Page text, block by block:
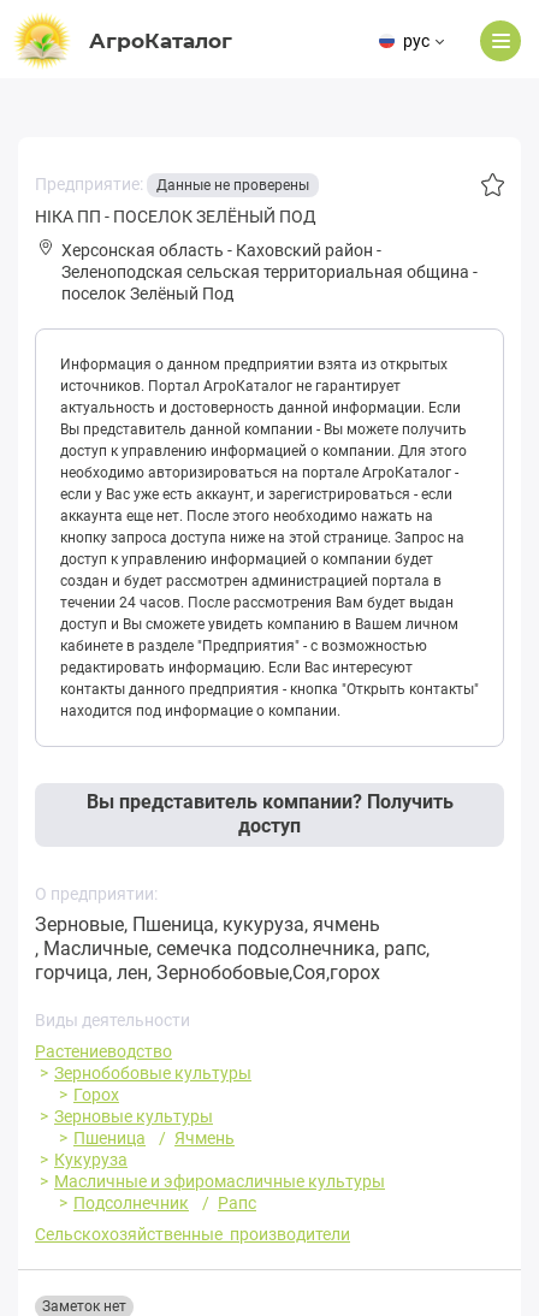
АгроКаталог рус
Предприятие: Данные не проверены
НІКА ПП - ПОСЕЛОК ЗЕЛЁНЫЙ ПОД
Херсонская область - Каховский район -
Зeлeнoподская сельская территориальная община -
поселок Зелёный Под
Информация о данном предприятии взята из открытых
источников. Портал АгроКаталог не гарантирует
актуальность и достоверность данной информации. Если
Вы представитель данной компании - Вы можете получить
доступ к управлению информацией о компании. Для этого
необходимо авторизироваться на портале АгроКаталог -
если у Вас уже есть аккаунт, и зарегистрироваться - если
аккаунта еще нет. После этого необходимо нажать на
кнопку запроса доступа ниже на этой странице. Запрос на
доступ к управлению информацией о компании будет
создан и будет рассмотрен администрацией портала в
течении 24 часов. После рассмотрения Вам будет выдан
доступ и Вы сможете увидеть компанию в Вашем личном
кабинете в разделе "Предприятия" - с возможностью
редактировать информацию. Если Вас интересуют
контакты данного предприятия - кнопка "Открыть контакты"
находится под информацие о компании.
Вы представитель компании? Получить
доступ
О предприятии:
Зерновые, Пшеница, кукуруза, ячмень
, Масличные, семечка подсолнечника, рапс,
горчица, лен, Зернобобовые,Соя,горох
Виды деятельности
Растениеводство
Зернобобовые культуры
Горох
Зерновые культуры
Пшеница
Ячмень
Кукуруза
Масличные и эфиромасличные культуры
Подсолнечник
Рапс
Сельскохозяйственные производители
Заметок нет